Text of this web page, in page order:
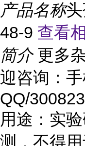
产品名称
48-9 查看
简介 更多
迎咨询：
QQ/
用途：实
测，不得用